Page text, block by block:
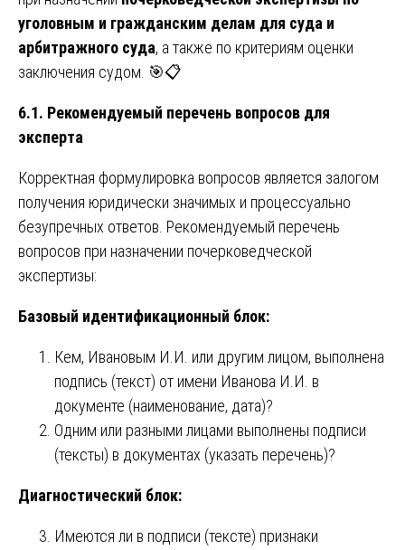
уголовным и гражданским делам для суда и
арбитражного суда, а также по критериям оценки
заключения судом. 🎯📋
6.1. Рекомендуемый перечень вопросов для
эксперта
Корректная формулировка вопросов является залогом
получения юридически значимых и процессуально
безупречных ответов. Рекомендуемый перечень
вопросов при назначении почерковедческой
экспертизы:
Базовый идентификационный блок:
Кем, Ивановым И.И. или другим лицом, выполнена
подпись (текст) от имени Иванова И.И. в
документе (наименование, дата)?
Одним или разными лицами выполнены подписи
(тексты) в документах (указать перечень)?
Диагностический блок:
Имеются ли в подписи (тексте) признаки